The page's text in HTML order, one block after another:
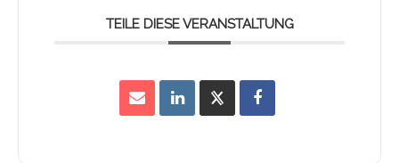
TEILE DIESE VERANSTALTUNG